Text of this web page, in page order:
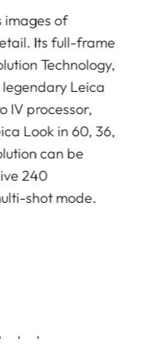
images of
Its full-frame
Technology,
Leica
IV processor,
Look in 60, 36,
can be
240
shot mode.